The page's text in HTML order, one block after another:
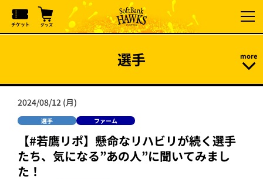
選手
2024/08/12 (月)
選手 ファーム
【#若鷹リポ】懸命なリハビリが続く選手
たち、気になる”あの人”に聞いてみまし
た！